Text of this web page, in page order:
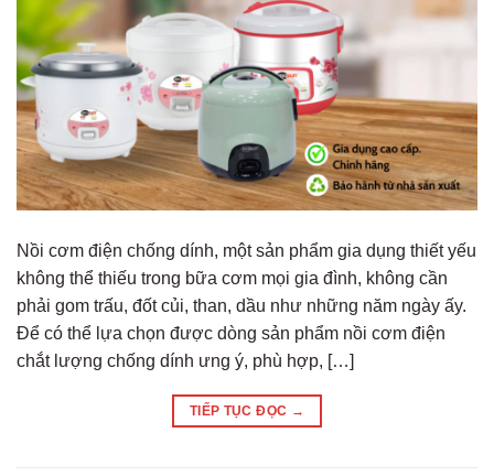
Nồi cơm điện chống dính, một sản phẩm gia dụng thiết yếu
không thể thiếu trong bữa cơm mọi gia đình, không cần
phải gom trấu, đốt củi, than, dầu như những năm ngày ấy.
Để có thể lựa chọn được dòng sản phẩm nồi cơm điện
chắt lượng chống dính ưng ý, phù hợp, […]
TIẾP TỤC ĐỌC →